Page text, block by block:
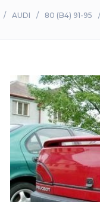
AUDI 80 (B4) 91-95